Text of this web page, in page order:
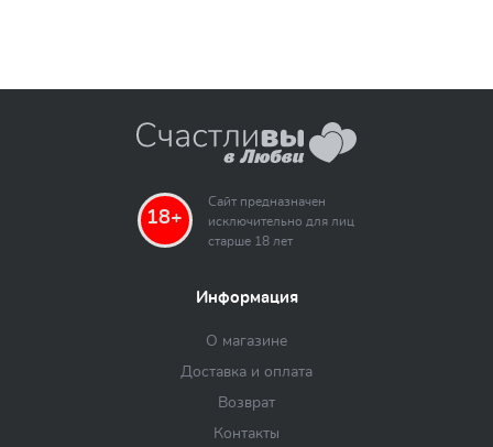
18+
Сайт предназначен
исключительно для лиц
старше 18 лет
Информация
О магазине
Доставка и оплата
Возврат
Контакты